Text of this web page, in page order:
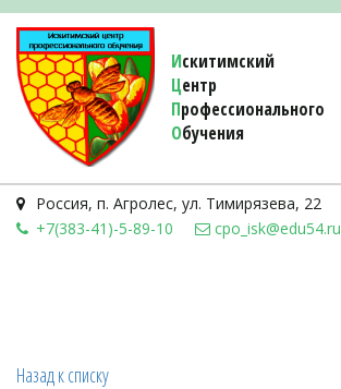
Искитимский
Центр
Профессионального
Обучения
Россия, п. Агролес, ул. Тимирязева, 22
+7(383-41)-5-89-10
cpo_isk@edu54.ru
Назад к списку